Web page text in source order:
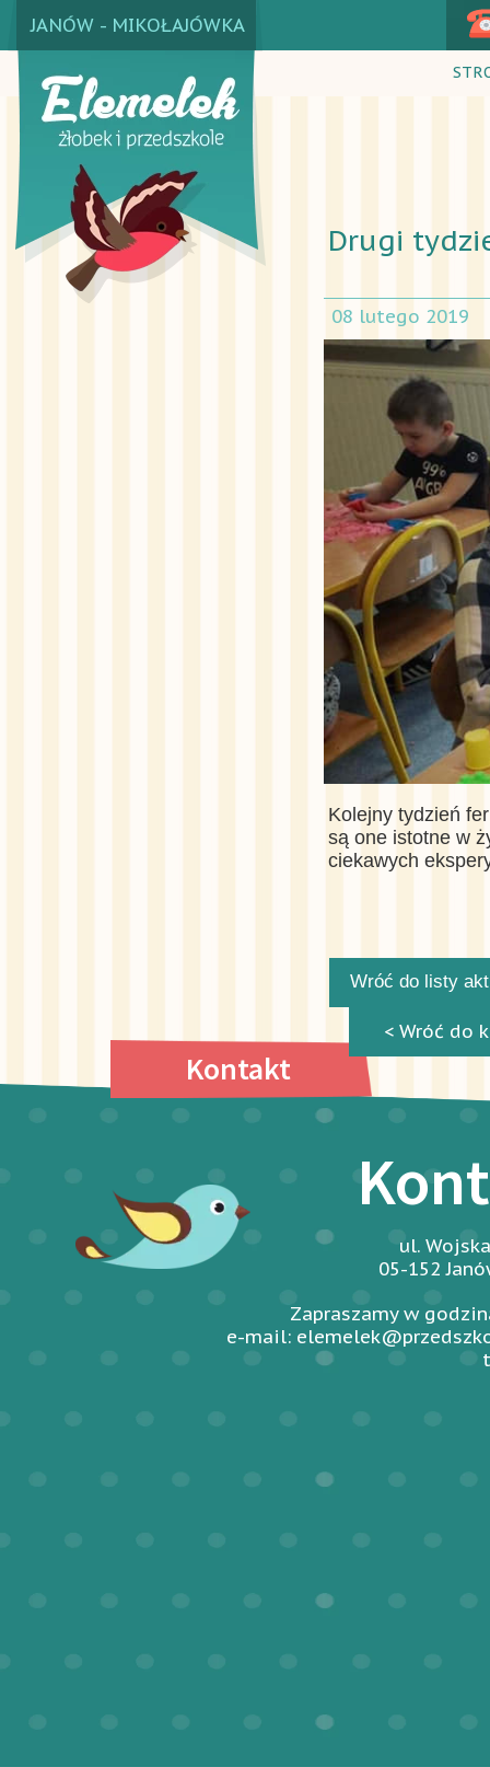
< Wróć do
Kontakt
ul.
05-152
Zapraszamy w
e-mail:
JANÓW - MIKOŁAJÓWKA
08 lutego 2019
Kolejny tydzień
są one istotne w
ciekawych
Drugi
Wróć do listy